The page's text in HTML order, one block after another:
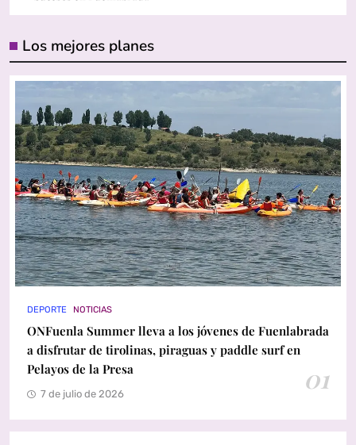
Los mejores planes
DEPORTE NOTICIAS
ONFuenla Summer lleva a los jóvenes de Fuenlabrada
a disfrutar de tirolinas, piraguas y paddle surf en
Pelayos de la Presa
01
7 de julio de 2026